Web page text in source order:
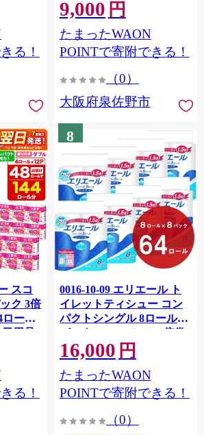
7年
米
る！
ラ凍結】 G4142
9,000 円
たまったWAON
POINTで寄附できる！
（0）
大阪府泉佐野市
スコ
ク 3倍
ール
日用品
ティ
レッ
クレ
る！
8
0016-10-09 エリエール ト
イレットティシュー コン
パクトシングル 8ロール×8
パック 64ロール 1.5倍巻
82.5m トイレットペーパー
シングル パルプ100％ 香り
つき 日用品 消耗品 備蓄
16,000 円
たまったWAON
POINTで寄附できる！
（0）